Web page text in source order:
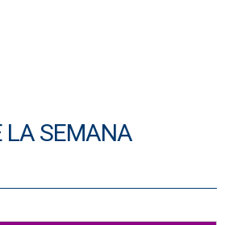
LA SEMANA